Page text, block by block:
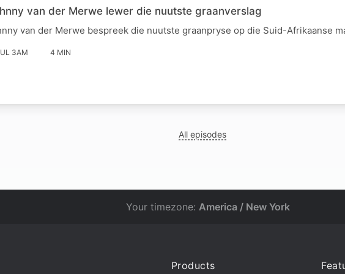
van der Merwe lewer die nuutste graanverslag
van der Merwe bespreek die nuutste graanpryse op die Suid-Afrikaanse
3AM 4 MIN
All episodes
Your timezone: America / New York
Products